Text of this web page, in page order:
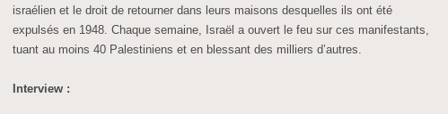
israélien et le droit de retourner dans leurs maisons desquelles ils ont été
expulsés en 1948. Chaque semaine, Israël a ouvert le feu sur ces manifestants,
tuant au moins 40 Palestiniens et en blessant des milliers d’autres.
Interview :